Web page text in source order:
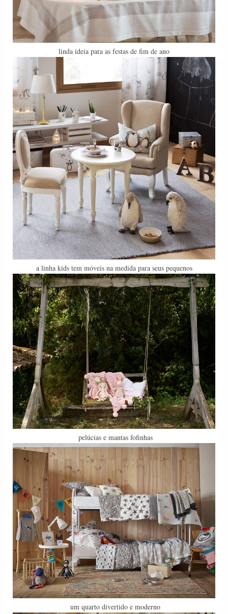
linda ideia para as festas de fim de ano
a linha kids tem móveis na medida para seus pequenos
pelúcias e mantas fofinhas
um quarto divertido e moderno